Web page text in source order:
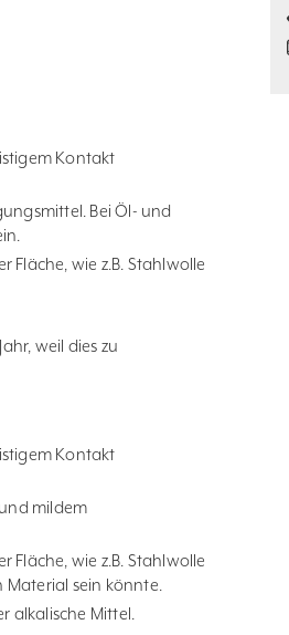
Kontakt
Bei Öl- und
Fläche, wie z.B. Stahlwolle
weil dies zu
Kontakt
mildem
Fläche, wie z.B. Stahlwolle
sein könnte.
alkalische Mittel.